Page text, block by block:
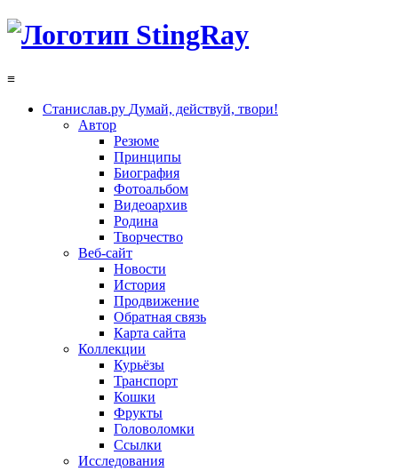
≡
Станислав.ру Думай, действуй, твори!
Автор
Резюме
Принципы
Биография
Фотоальбом
Видеоархив
Родина
Творчество
Веб-сайт
Новости
История
Продвижение
Обратная связь
Карта сайта
Коллекции
Курьёзы
Транспорт
Кошки
Фрукты
Головоломки
Ссылки
Исследования